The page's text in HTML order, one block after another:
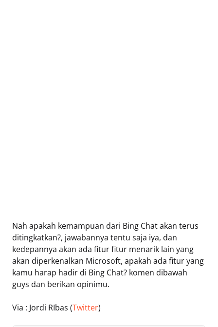
Nah apakah kemampuan dari Bing Chat akan terus
ditingkatkan?, jawabannya tentu saja iya, dan
kedepannya akan ada fitur fitur menarik lain yang
akan diperkenalkan Microsoft, apakah ada fitur yang
kamu harap hadir di Bing Chat? komen dibawah
guys dan berikan opinimu.
Via : Jordi RIbas (Twitter)